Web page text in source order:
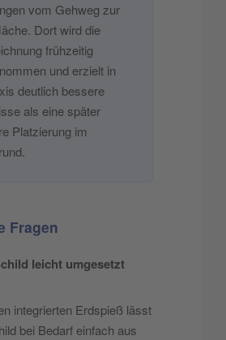
vom Gehweg zur
Dort wird die
frühzeitig
und erzielt in
deutlich bessere
als eine später
Platzierung im
Fragen
leicht umgesetzt
integrierten Erdspieß lässt
bei Bedarf einfach aus